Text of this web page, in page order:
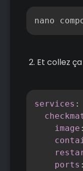
nano
Et collez
services :
image :
ports :